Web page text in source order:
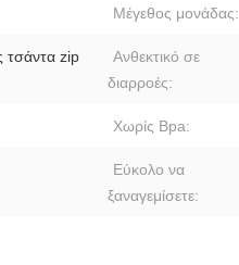
Μέγεθος μονάδας:
τσάντα zip
Ανθεκτικό σε
διαρροές:
Χωρίς Bpa:
Εύκολο να
ξαναγεμίσετε: